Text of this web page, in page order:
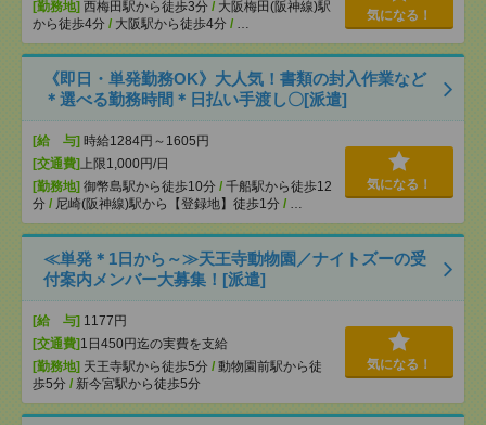
[勤務地] 西梅田駅から徒歩3分 / 大阪梅田(阪神線)駅
から徒歩4分 / 大阪駅から徒歩4分 / …
気になる！
《即日・単発勤務OK》大人気！書類の封入作業など
＊選べる勤務時間＊日払い手渡し〇[派遣]
[給 与] 時給1284円～1605円
[交通費] 上限1,000円/日
[勤務地] 御幣島駅から徒歩10分 / 千船駅から徒歩12
分 / 尼崎(阪神線)駅から【登録地】徒歩1分 / …
気になる！
≪単発＊1日から～≫天王寺動物園／ナイトズーの受
付案内メンバー大募集！[派遣]
[給 与] 1177円
[交通費] 1日450円迄の実費を支給
[勤務地] 天王寺駅から徒歩5分 / 動物園前駅から徒
歩5分 / 新今宮駅から徒歩5分
気になる！